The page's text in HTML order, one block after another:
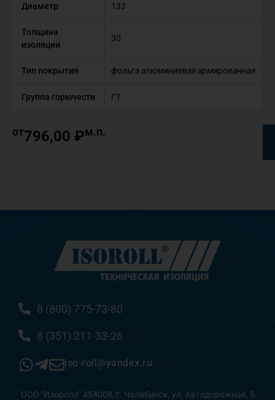
Диаметр 133
Толщина
изоляции
30
Тип покрытия фольга алюминиевая армированная
Группа горючести Г1
от796,00 ₽м.п.
8 (800) 775-73-80
8 (351) 211-33-26
iso-roll@yandex.ru
ООО "Изоролл" 454008, г. Челябинск, ул. Автодорожная, 5